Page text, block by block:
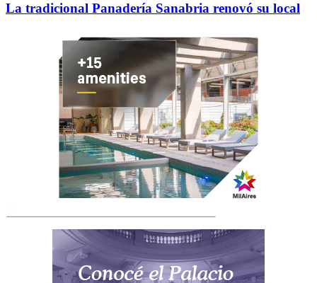
La tradicional Panadería Sanabria renovó su local